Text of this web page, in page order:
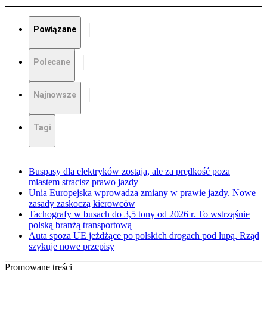
Powiązane
Polecane
Najnowsze
Tagi
Buspasy dla elektryków zostają, ale za prędkość poza
miastem stracisz prawo jazdy
Unia Europejska wprowadza zmiany w prawie jazdy. Nowe
zasady zaskoczą kierowców
Tachografy w busach do 3,5 tony od 2026 r. To wstrząśnie
polską branżą transportową
Auta spoza UE jeżdżące po polskich drogach pod lupą. Rząd
szykuje nowe przepisy
Promowane treści